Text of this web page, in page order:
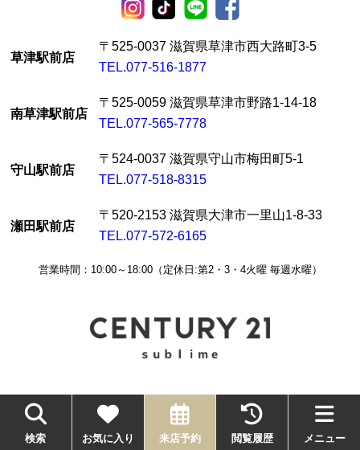
草津駅前店
〒525-0037 滋賀県草津市西大路町3-5
TEL.077-516-1877
南草津駅前店
〒525-0059 滋賀県草津市野路1-14-18
TEL.077-565-7778
守山駅前店
〒524-0037 滋賀県守山市梅田町5-1
TEL.077-518-8315
瀬田駅前店
〒520-2153 滋賀県大津市一里山1-8-33
TEL.077-572-6165
営業時間：10:00～18:00（定休日:第2・3・4火曜 毎週水曜）
センチュリー21の加盟店は、すべて独立・自営です。
©センチュリー21sublime
検索 お気に入り 来店予約 閲覧履歴 メニュー